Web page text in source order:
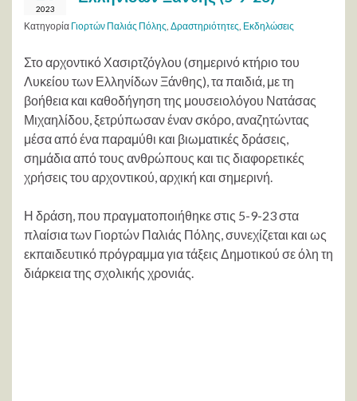
2023
Κατηγορία Γιορτών Παλιάς Πόλης, Δραστηριότητες, Εκδηλώσεις
Στο αρχοντικό Χασιρτζόγλου (σημερινό κτήριο του
Λυκείου των Ελληνίδων Ξάνθης), τα παιδιά, με τη
βοήθεια και καθοδήγηση της μουσειολόγου Νατάσας
Μιχαηλίδου, ξετρύπωσαν έναν σκόρο, αναζητώντας
μέσα από ένα παραμύθι και βιωματικές δράσεις,
σημάδια από τους ανθρώπους και τις διαφορετικές
χρήσεις του αρχοντικού, αρχική και σημερινή.
Η δράση, που πραγματοποιήθηκε στις 5-9-23 στα
πλαίσια των Γιορτών Παλιάς Πόλης, συνεχίζεται και ως
εκπαιδευτικό πρόγραμμα για τάξεις Δημοτικού σε όλη τη
διάρκεια της σχολικής χρονιάς.